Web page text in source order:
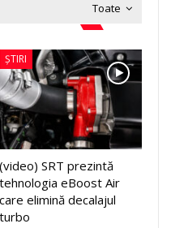
Toate
ȘTIRI
(video) SRT prezintă
tehnologia eBoost Air
care elimină decalajul
turbo